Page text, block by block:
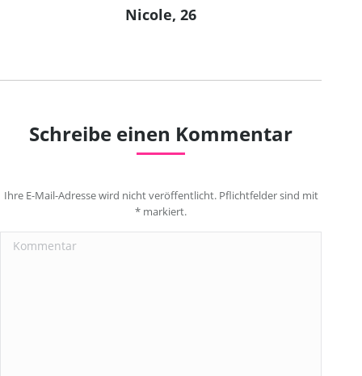
Nicole, 26
Schreibe einen Kommentar
Ihre E-Mail-Adresse wird nicht veröffentlicht. Pflichtfelder sind mit
* markiert.
Kommentar